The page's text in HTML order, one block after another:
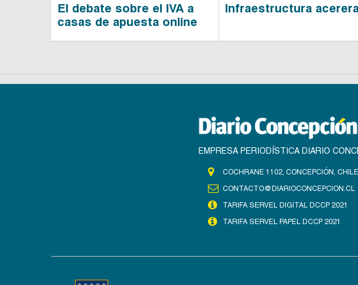
El debate sobre el IVA a
casas de apuesta online
Infraestructura acerera
EMPRESA PERIODÍSTICA DIARIO
COCHRANE 1102, CONCEPCIÓN, CHILE
CONTACTO@DIARIOCONCEPCION.CL
TARIFA SERVEL DIGITAL DCCP 2021
TARIFA SERVEL PAPEL DCCP 2021